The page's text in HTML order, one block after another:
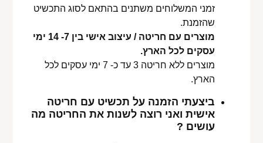
זמני המשלוחים משתנים בהתאם לסוג התכשיט
שהזמנת.
מוצרים עם חריטה / עיצוב אישי בין 7- 14 ימי
עסקים לכל הארץ.
מוצרים ללא חריטה 3 עד כ- 7 ימי עסקים לכל
הארץ.
ביצעתי הזמנה על תכשיט עם חריטה
אישית ואני רוצה לשנות את החריטה מה
עושים ?